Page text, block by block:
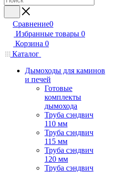
Сравнение0
Избранные товары 0
Корзина 0
Каталог
Дымоходы для каминов
и печей
Готовые
комплекты
дымохода
Труба сэндвич
110 мм
Труба сэндвич
115 мм
Труба сэндвич
120 мм
Труба сэндвич